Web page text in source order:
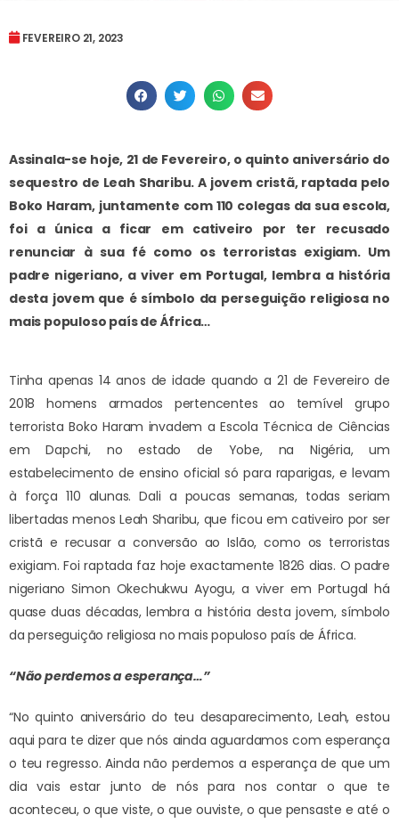
FEVEREIRO 21, 2023
Assinala-se hoje, 21 de Fevereiro, o quinto aniversário do
sequestro de Leah Sharibu. A jovem cristã, raptada pelo
Boko Haram, juntamente com 110 colegas da sua escola,
foi a única a ficar em cativeiro por ter recusado
renunciar à sua fé como os terroristas exigiam. Um
padre nigeriano, a viver em Portugal, lembra a história
desta jovem que é símbolo da perseguição religiosa no
mais populoso país de África…
Tinha apenas 14 anos de idade quando a 21 de Fevereiro de
2018 homens armados pertencentes ao temível grupo
terrorista Boko Haram invadem a Escola Técnica de Ciências
em Dapchi, no estado de Yobe, na Nigéria, um
estabelecimento de ensino oficial só para raparigas, e levam
à força 110 alunas. Dali a poucas semanas, todas seriam
libertadas menos Leah Sharibu, que ficou em cativeiro por ser
cristã e recusar a conversão ao Islão, como os terroristas
exigiam. Foi raptada faz hoje exactamente 1826 dias. O padre
nigeriano Simon Okechukwu Ayogu, a viver em Portugal há
quase duas décadas, lembra a história desta jovem, símbolo
da perseguição religiosa no mais populoso país de África.
“Não perdemos a esperança…”
“No quinto aniversário do teu desaparecimento, Leah, estou
aqui para te dizer que nós ainda aguardamos com esperança
o teu regresso. Ainda não perdemos a esperança de que um
dia vais estar junto de nós para nos contar o que te
aconteceu, o que viste, o que ouviste, o que pensaste e até o